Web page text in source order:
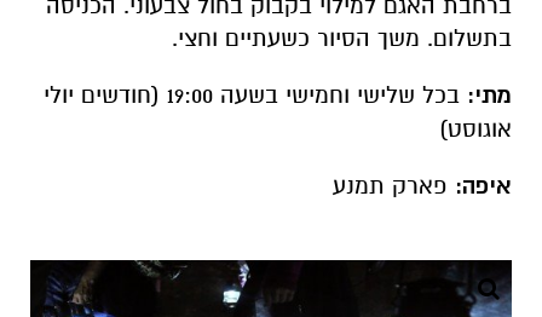
בתשלום. משך הסיור כשעתיים וחצי.
מתי:
בכל שלישי וחמישי בשעה 19:00 (חודשים יולי
אוגוסט)
איפה: פארק תמנע